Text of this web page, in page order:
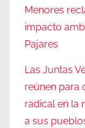
Menores
impacto
Pajares
Las Juntas
reúnen para
radical en la
a sus